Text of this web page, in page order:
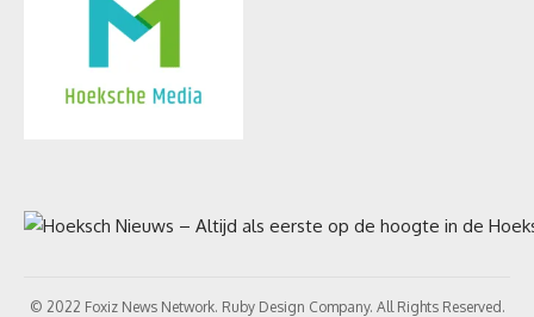
© 2022 Foxiz News Network. Ruby Design Company. All Rights Reserved.